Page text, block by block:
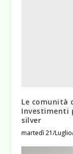
Le comunità
Investimenti
silver
martedì 21/